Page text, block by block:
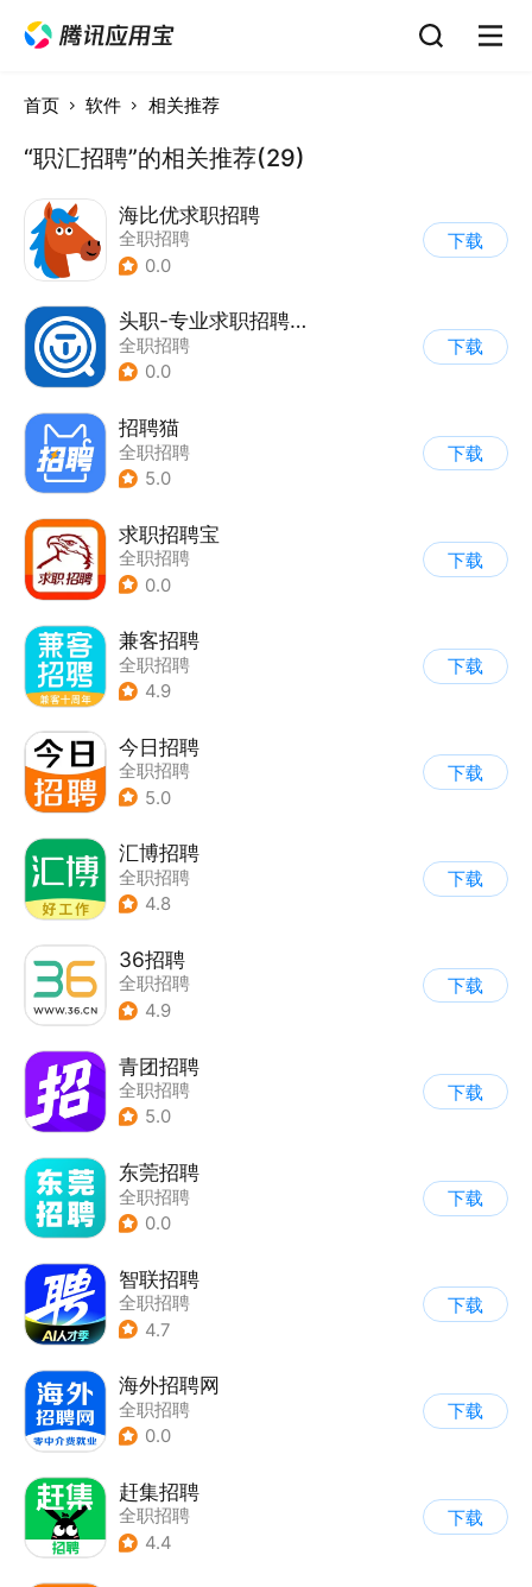
首页 软件 相关推荐
“职汇招聘”的相关推荐(29)
海比优求职招聘
全职招聘
0.0
下载
头职-专业求职招聘平台
全职招聘
0.0
下载
招聘猫
全职招聘
5.0
下载
求职招聘宝
全职招聘
0.0
下载
兼客招聘
全职招聘
4.9
下载
今日招聘
全职招聘
5.0
下载
汇博招聘
全职招聘
4.8
下载
36招聘
全职招聘
4.9
下载
青团招聘
全职招聘
5.0
下载
东莞招聘
全职招聘
0.0
下载
智联招聘
全职招聘
4.7
下载
海外招聘网
全职招聘
0.0
下载
赶集招聘
全职招聘
4.4
下载